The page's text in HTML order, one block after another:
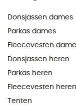
Donsjassen dames
Parkas dames
Fleecevesten
Donsjassen heren
Parkas heren
Fleecevesten heren
Tenten